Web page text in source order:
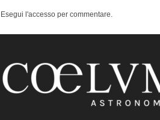
Esegui l'accesso per commentare.